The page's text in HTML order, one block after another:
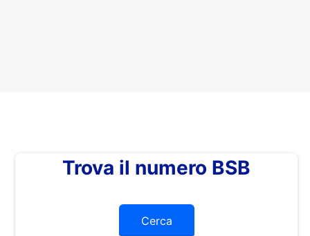
Trova il numero BSB
Cerca